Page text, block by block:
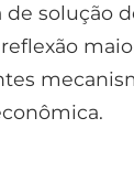
solução